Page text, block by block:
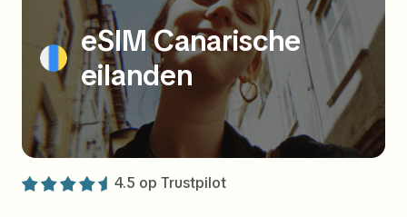
eSIM Canarische
eilanden
4.5 op Trustpilot